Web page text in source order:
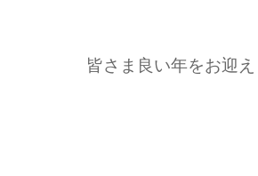
皆さま良い年をお迎